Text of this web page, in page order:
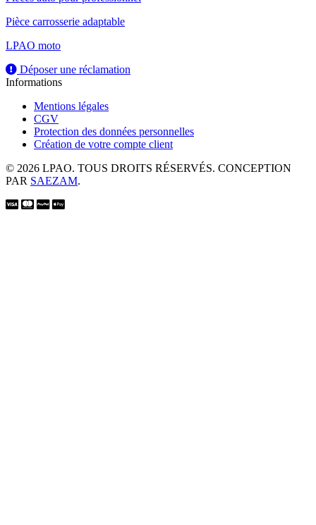
Pièce carrosserie adaptable
LPAO moto
Déposer une réclamation
Informations
Mentions légales
CGV
Protection des données personnelles
Création de votre compte client
© 2026 LPAO. TOUS DROITS RÉSERVÉS. CONCEPTION
PAR SAEZAM.